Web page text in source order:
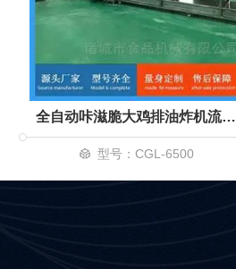
全自动咔滋脆大鸡排油炸机流水线
型号：CGL-6500